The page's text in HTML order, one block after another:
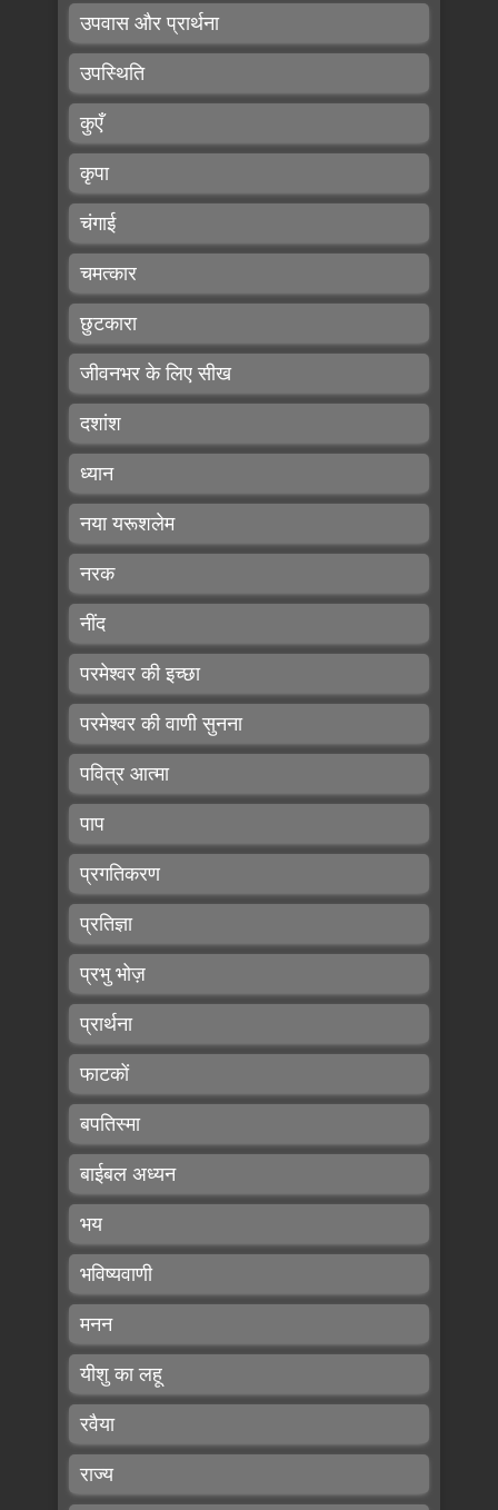
उपवास और प्रार्थना
उपस्थिति
कुएँ
कृपा
चंगाई
चमत्कार
छुटकारा
जीवनभर के लिए सीख
दशांश
ध्यान
नया यरूशलेम
नरक
नींद
परमेश्वर की इच्छा
परमेश्वर की वाणी सुनना
पवित्र आत्मा
पाप
प्रगतिकरण
प्रतिज्ञा
प्रभु भोज़
प्रार्थना
फाटकों
बपतिस्मा
बाईबल अध्यन
भय
भविष्यवाणी
मनन
यीशु का लहू
रवैया
राज्य